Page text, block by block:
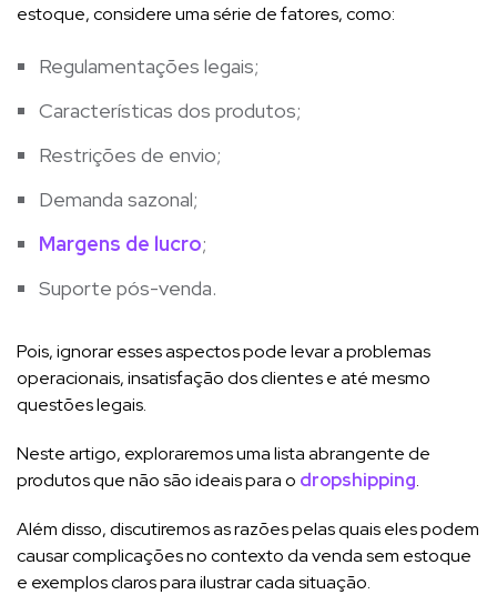
estoque, considere uma série de fatores, como:
Regulamentações legais;
Características dos produtos;
Restrições de envio;
Demanda sazonal;
Margens de lucro;
Suporte pós-venda.
Pois, ignorar esses aspectos pode levar a problemas
operacionais, insatisfação dos clientes e até mesmo
questões legais.
Neste artigo, exploraremos uma lista abrangente de
produtos que não são ideais para o dropshipping.
Além disso, discutiremos as razões pelas quais eles podem
causar complicações no contexto da venda sem estoque
e exemplos claros para ilustrar cada situação.